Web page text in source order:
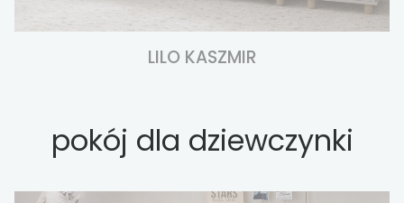
LILO KASZMIR
pokój dla dziewczynki